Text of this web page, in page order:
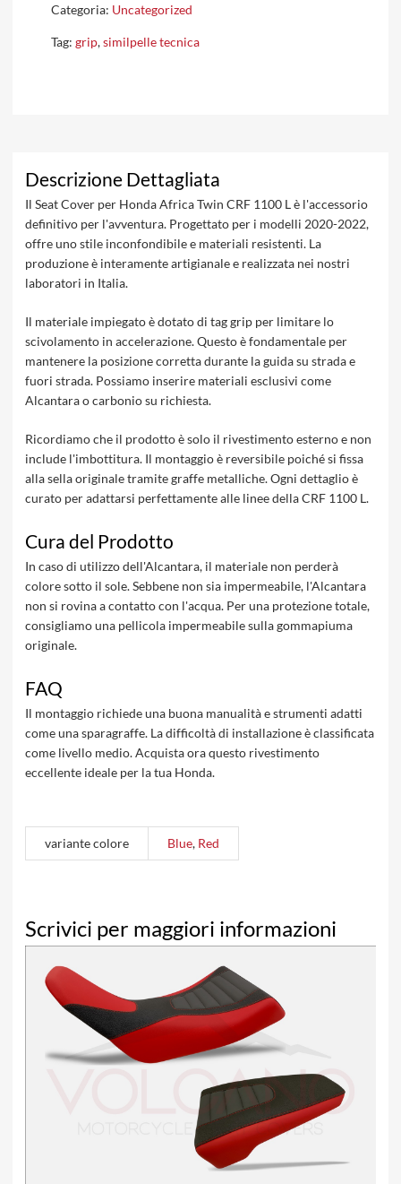
Categoria: Uncategorized
Tag: grip,similpelle tecnica
Descrizione Dettagliata
Il Seat Cover per Honda Africa Twin CRF 1100 L è l'accessorio
definitivo per l'avventura. Progettato per i modelli 2020-2022,
offre uno stile inconfondibile e materiali resistenti. La
produzione è interamente artigianale e realizzata nei nostri
laboratori in Italia.
Il materiale impiegato è dotato di tag grip per limitare lo
scivolamento in accelerazione. Questo è fondamentale per
mantenere la posizione corretta durante la guida su strada e
fuori strada. Possiamo inserire materiali esclusivi come
Alcantara o carbonio su richiesta.
Ricordiamo che il prodotto è solo il rivestimento esterno e non
include l'imbottitura. Il montaggio è reversibile poiché si fissa
alla sella originale tramite graffe metalliche. Ogni dettaglio è
curato per adattarsi perfettamente alle linee della CRF 1100 L.
Cura del Prodotto
In caso di utilizzo dell'Alcantara, il materiale non perderà
colore sotto il sole. Sebbene non sia impermeabile, l'Alcantara
non si rovina a contatto con l'acqua. Per una protezione totale,
consigliamo una pellicola impermeabile sulla gommapiuma
originale.
FAQ
Il montaggio richiede una buona manualità e strumenti adatti
come una sparagraffe. La difficoltà di installazione è classificata
come livello medio. Acquista ora questo rivestimento
eccellente ideale per la tua Honda.
variante colore Blue, Red
Scrivici per maggiori informazioni